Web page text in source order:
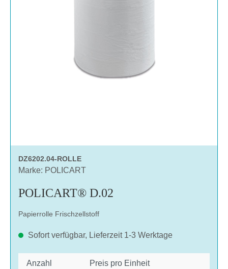
DZ6202.04-ROLLE
Marke: POLICART
POLICART® D.02
Papierrolle Frischzellstoff
Sofort verfügbar, Lieferzeit 1-3 Werktage
Anzahl Preis pro Einheit